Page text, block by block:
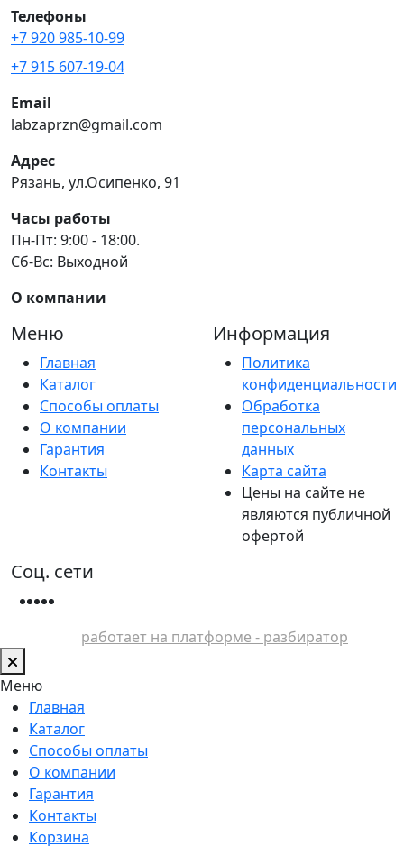
Телефоны
+7 920 985-10-99
+7 915 607-19-04
Email
labzaprzn@gmail.com
Адрес
Рязань, ул.Осипенко, 91
Часы работы
Пн-Пт: 9:00 - 18:00.
Сб-Вс: Выходной
О компании
Меню
Главная
Каталог
Способы оплаты
О компании
Гарантия
Контакты
Информация
Политика
конфиденциальности
Обработка
персональных
данных
Карта сайта
Цены на сайте не
являются публичной
офертой
Соц. сети
работает на платформе - разбиратор
Меню
Главная
Каталог
Способы оплаты
О компании
Гарантия
Контакты
Корзина